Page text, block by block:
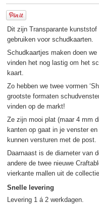
Dit zijn Transparante
gebruiken voor schudkaarten.
Schudkaartjes maken doen
vinden het nog lastig om het
kaart.
Zo hebben we twee vormen
grootste formaten
vinden op de markt!
Ze zijn mooi plat (maar 4 mm
kanten op gaat in je venster
kunnen versturen met de post.
Daarnaast is de diameter van
andere de twee nieuwe
vierkante mallen uit de
Snelle levering